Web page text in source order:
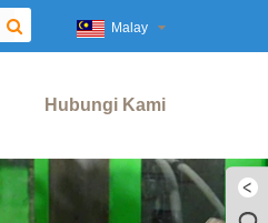
Malay
Hubungi Kami